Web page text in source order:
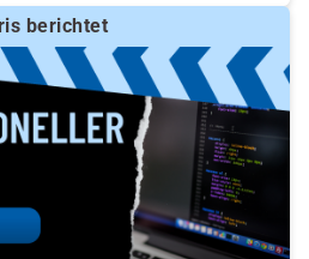
berichtet